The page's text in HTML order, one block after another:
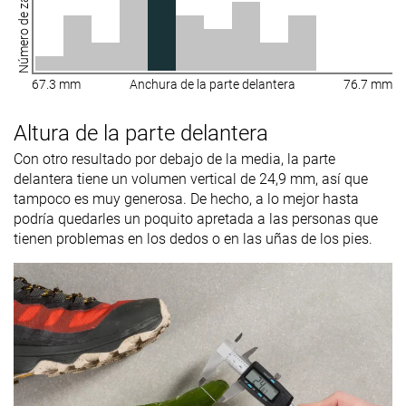
67.3 mm Anchura de la parte delantera 76.7 mm
Altura de la parte delantera
Con otro resultado por debajo de la media, la parte
delantera tiene un volumen vertical de 24,9 mm, así que
tampoco es muy generosa. De hecho, a lo mejor hasta
podría quedarles un poquito apretada a las personas que
tienen problemas en los dedos o en las uñas de los pies.